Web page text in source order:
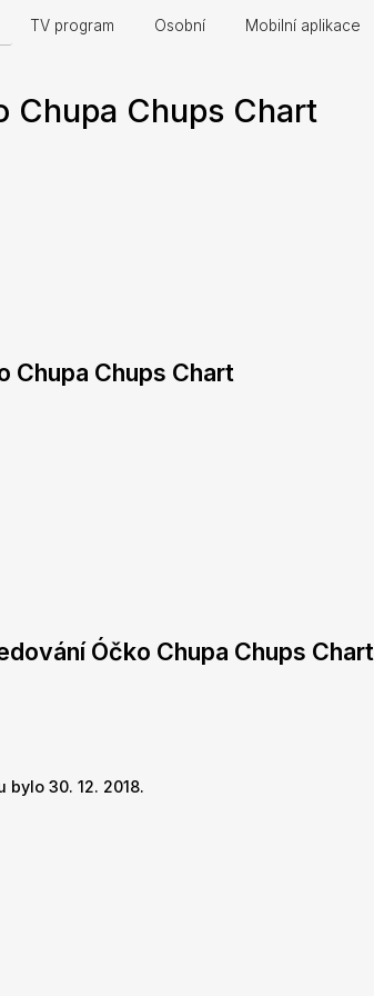
TV program Osobní Mobilní aplikace
Chupa Chups Chart
Chupa Chups Chart
Óčko Chupa Chups Chart
30. 12. 2018.